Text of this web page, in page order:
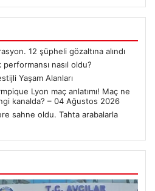
12 şüpheli gözaltına alındı
performansı nasıl oldu?
Yaşam Alanları
Lyon maç anlatımı! Maç ne
kanalda? – 04 Ağustos 2026
sahne oldu. Tahta arabalarla